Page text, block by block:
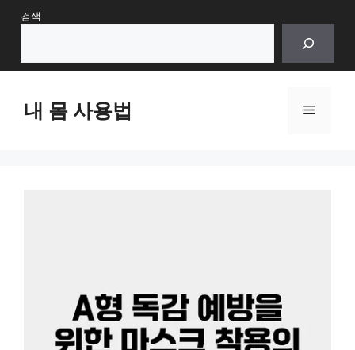
Skip검색
내 몸 사용법 Menu